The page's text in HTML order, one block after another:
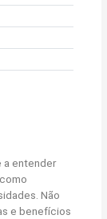
a entender
Não
e benefícios